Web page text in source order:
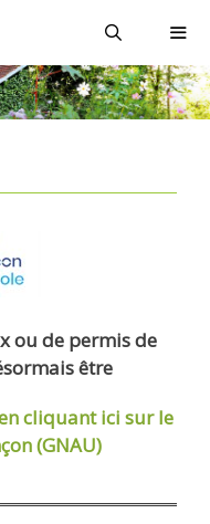
ou de permis de
être
cliquant ici sur le
(GNAU)